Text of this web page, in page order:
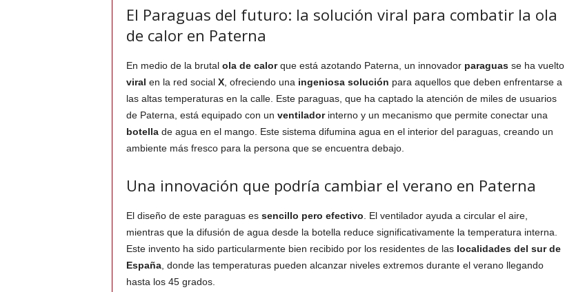
El Paraguas del futuro: la solución viral para combatir la ola
de calor en Paterna
En medio de la brutal ola de calorque está azotando Paterna, un innovador paraguasse ha vuelto
viral en la red social X, ofreciendo una ingeniosa solución para aquellos que deben enfrentarse a
las altas temperaturas en la calle. Este paraguas, que ha captado la atención de miles de usuarios
de Paterna, está equipado con un ventiladorinterno y un mecanismo que permite conectar una
botellade agua en el mango. Este sistema difumina agua en el interior del paraguas, creando un
ambiente más fresco para la persona que se encuentra debajo.
Una innovación que podría cambiar el verano en Paterna
El diseño de este paraguas essencillo pero efectivo. El ventilador ayuda a circular el aire,
mientras que la difusión de agua desde la botella reduce significativamente la temperatura interna.
Este invento ha sido particularmente bien recibido por los residentes de las localidades del sur de
España, donde las temperaturas pueden alcanzar niveles extremos durante el verano llegando
hasta los 45 grados.